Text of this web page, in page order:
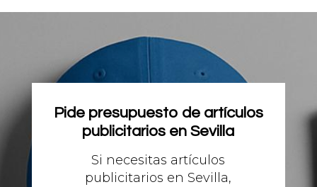
Pide presupuesto de artículos
publicitarios en Sevilla
Si necesitas artículos
publicitarios en Sevilla,